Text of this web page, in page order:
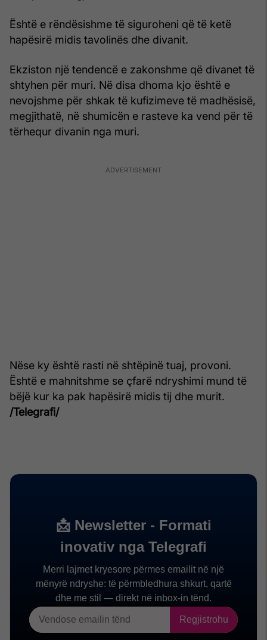
Është e rëndësishme të siguroheni që të ketë
hapësirë midis tavolinës dhe divanit.
Ekziston një tendencë e zakonshme që divanet të
shtyhen për muri. Në disa dhoma kjo është e
nevojshme për shkak të kufizimeve të madhësisë,
megjithatë, në shumicën e rasteve ka vend për të
tërhequr divanin nga muri.
Nëse ky është rasti në shtëpinë tuaj, provoni.
Është e mahnitshme se çfarë ndryshimi mund të
bëjë kur ka pak hapësirë midis tij dhe murit.
/Telegrafi/